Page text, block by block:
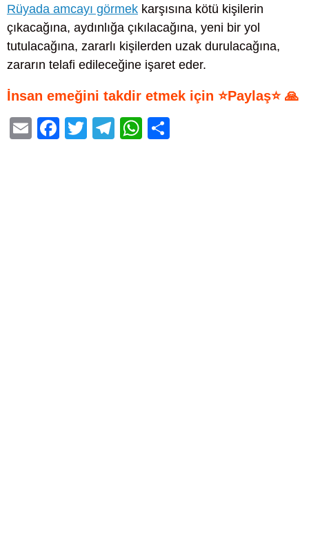
Rüyada amcayı görmek karşısına kötü kişilerin
çıkacağına, aydınlığa çıkılacağına, yeni bir yol
tutulacağına, zararlı kişilerden uzak durulacağına,
zararın telafi edileceğine işaret eder.
İnsan emeğini takdir etmek için ⭐Paylaş⭐ 🙏
E
F
T
T
W